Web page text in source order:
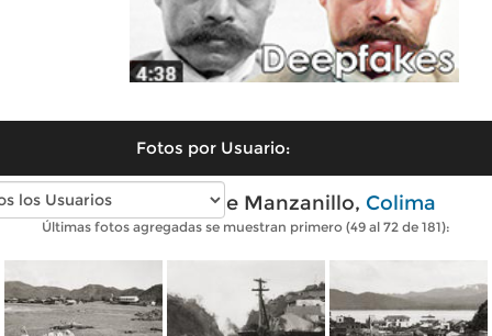
Fotos por Usuario:
Fotos antiguas de Manzanillo, Colima
Últimas fotos agregadas se muestran primero (49 al 72 de 181):